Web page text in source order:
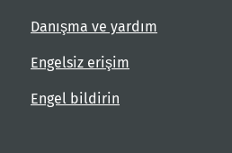
Danışma ve yardım
Engelsiz erişim
Engel bildirin